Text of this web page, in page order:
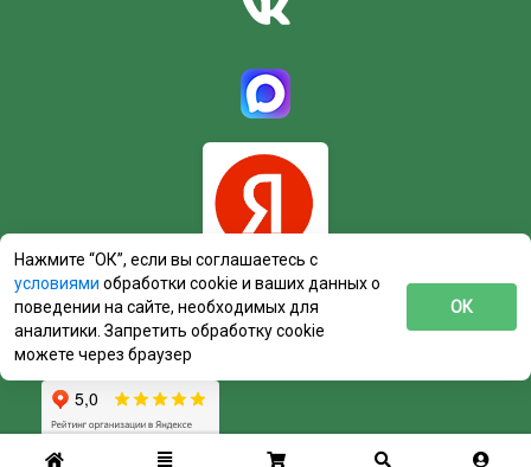
Нажмите “ОК”, если вы соглашаетесь с
условиями обработки cookie и ваших данных о
поведении на сайте, необходимых для
аналитики. Запретить обработку cookie
можете через браузер
ОК